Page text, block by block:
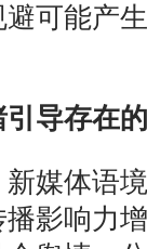
可能产
导存在
媒体语境
影响力